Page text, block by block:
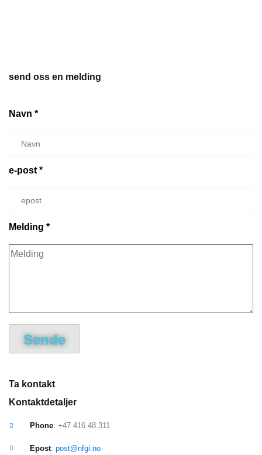
send oss en melding
Navn *
e-post *
Melding *
Sende
Ta kontakt
Kontaktdetaljer
Phone: +47 416 48 311
Epost: post@nfgi.no